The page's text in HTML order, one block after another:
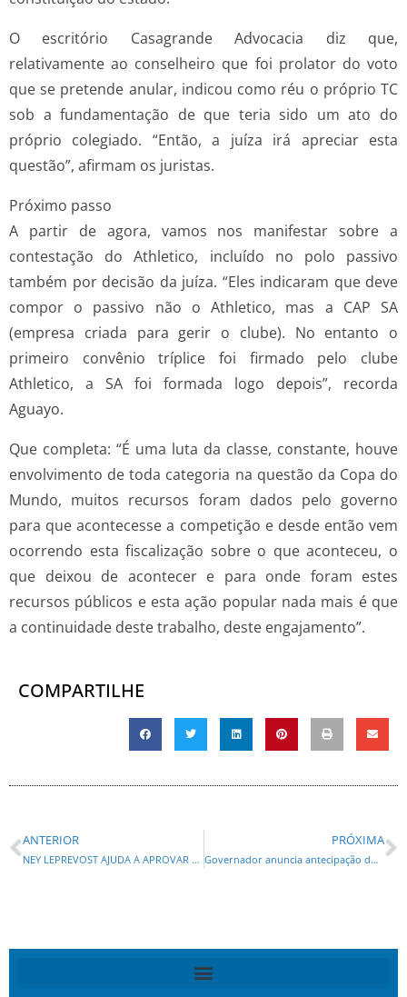
O escritório Casagrande Advocacia diz que,
relativamente ao conselheiro que foi prolator do voto
que se pretende anular, indicou como réu o próprio TC
sob a fundamentação de que teria sido um ato do
próprio colegiado. “Então, a juíza irá apreciar esta
questão”, afirmam os juristas.
Próximo passo
A partir de agora, vamos nos manifestar sobre a
contestação do Athletico, incluído no polo passivo
também por decisão da juíza. “Eles indicaram que deve
compor o passivo não o Athletico, mas a CAP SA
(empresa criada para gerir o clube). No entanto o
primeiro convênio tríplice foi firmado pelo clube
Athletico, a SA foi formada logo depois”, recorda
Aguayo.
Que completa: “É uma luta da classe, constante, houve
envolvimento de toda categoria na questão da Copa do
Mundo, muitos recursos foram dados pelo governo
para que acontecesse a competição e desde então vem
ocorrendo esta fiscalização sobre o que aconteceu, o
que deixou de acontecer e para onde foram estes
recursos públicos e esta ação popular nada mais é que
a continuidade deste trabalho, deste engajamento”.
COMPARTILHE
ANTERIOR
NEY LEPREVOST AJUDA A APROVAR PROJETO PARA GARANTIR ÁGUA POTÁVEL EM REGIÕES BRASILEIRAS ATINGIDAS PELAS SECAS
PRÓXIMA
Governador anuncia antecipação do 13º salário e da folha de dezembro dos servidores